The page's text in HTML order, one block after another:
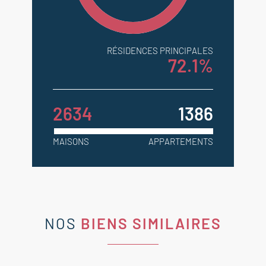
informations sur les risques
auxquels ce bien est exposé sont
georisques.gouv.fr.
RÉSIDENCES PRINCIPALES
72.1%
2634 1386
MAISONS APPARTEMENTS
NOS BIENS SIMILAIRES